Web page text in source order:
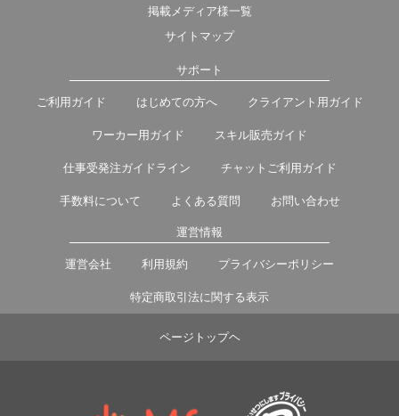
掲載メディア様一覧
サイトマップ
サポート
ご利用ガイド はじめての方へ クライアント用ガイド
ワーカー用ガイド スキル販売ガイド
仕事受発注ガイドライン チャットご利用ガイド
手数料について よくある質問 お問い合わせ
運営情報
運営会社 利用規約 プライバシーポリシー
特定商取引法に関する表示
ページトップヘ